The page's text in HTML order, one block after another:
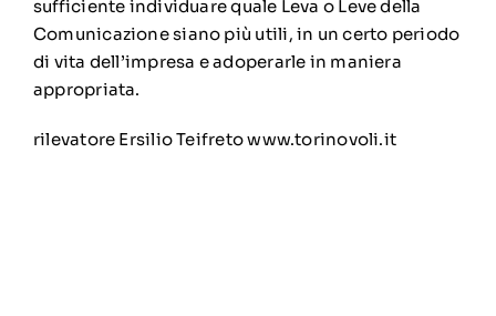
sufficiente individuare quale Leva o Leve della
Comunicazione siano più utili, in un certo periodo
di vita dell’impresa e adoperarle in maniera
appropriata.
rilevatore Ersilio Teifreto www.torinovoli.it